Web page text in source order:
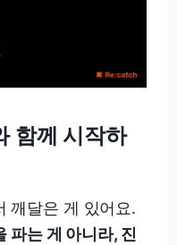
함께 시작하
깨달은 게 있어요.
파는 게 아니라, 진